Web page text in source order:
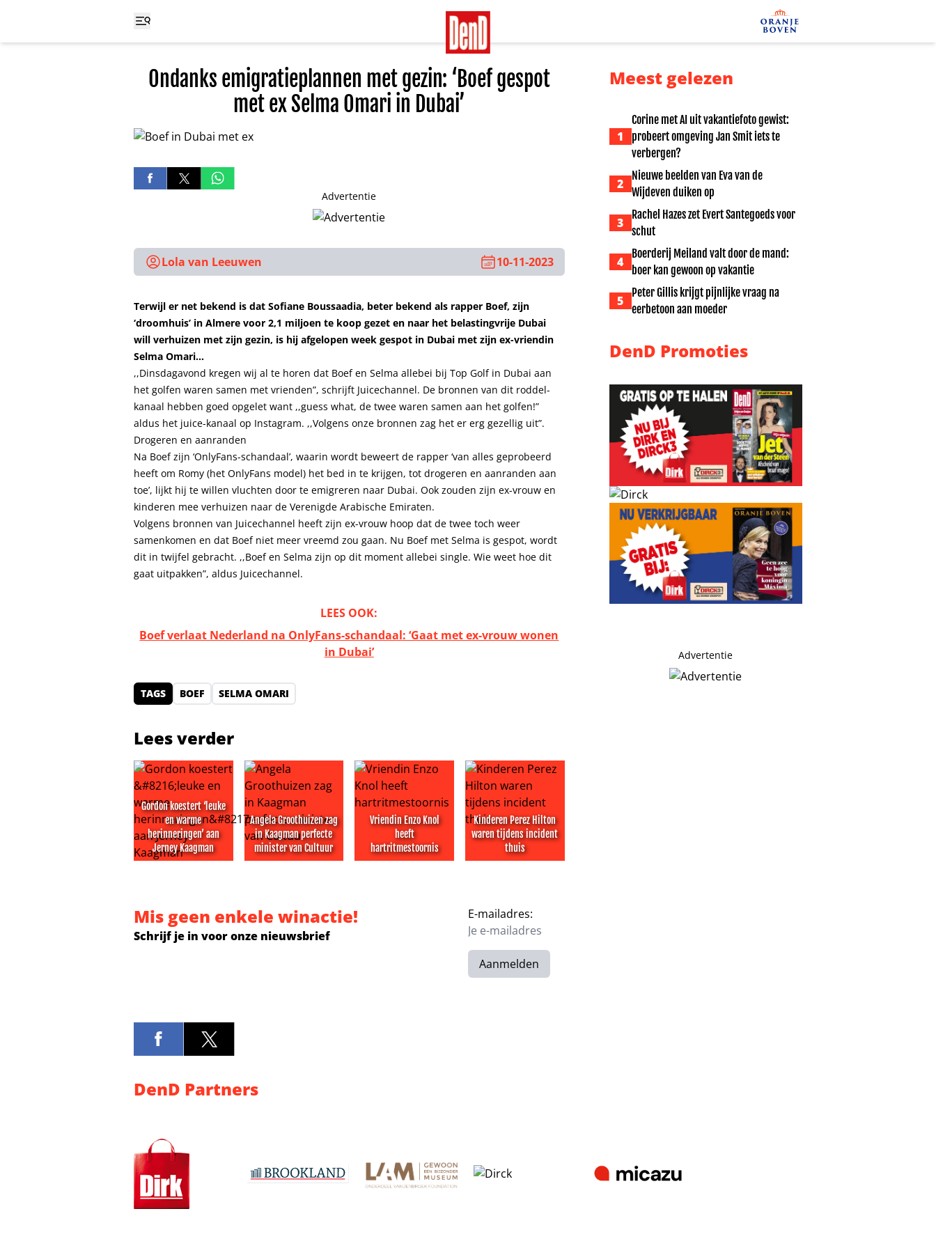
Ondanks emigratieplannen met gezin: ‘Boef gespot
met ex Selma Omari in Dubai’
Advertentie
Lola van Leeuwen 10-11-2023
Terwijl er net bekend is dat Sofiane Boussaadia, beter bekend als rapper Boef, zijn
‘droomhuis’ in Almere voor 2,1 miljoen te koop gezet en naar het belastingvrije Dubai
will verhuizen met zijn gezin, is hij afgelopen week gespot in Dubai met zijn ex-vriendin
Selma Omari…
,,Dinsdagavond kregen wij al te horen dat Boef en Selma allebei bij Top Golf in Dubai aan
het golfen waren samen met vrienden”, schrijft Juicechannel. De bronnen van dit roddel-
kanaal hebben goed opgelet want ,,guess what, de twee waren samen aan het golfen!”
aldus het juice-kanaal op Instagram. ,,Volgens onze bronnen zag het er erg gezellig uit”.
Drogeren en aanranden
Na Boef zijn ‘OnlyFans-schandaal’, waarin wordt beweert de rapper ‘van alles geprobeerd
heeft om Romy (het OnlyFans model) het bed in te krijgen, tot drogeren en aanranden aan
toe’, lijkt hij te willen vluchten door te emigreren naar Dubai. Ook zouden zijn ex-vrouw en
kinderen mee verhuizen naar de Verenigde Arabische Emiraten.
Volgens bronnen van Juicechannel heeft zijn ex-vrouw hoop dat de twee toch weer
samenkomen en dat Boef niet meer vreemd zou gaan. Nu Boef met Selma is gespot, wordt
dit in twijfel gebracht. ,,Boef en Selma zijn op dit moment allebei single. Wie weet hoe dit
gaat uitpakken”, aldus Juicechannel.
LEES OOK:
Boef verlaat Nederland na OnlyFans-schandaal: ‘Gaat met ex-vrouw wonen
in Dubai’
TAGS BOEF SELMA OMARI
Lees verder
Gordon koestert ‘leuke
en warme
herinneringen’ aan
Jerney Kaagman
Angela Groothuizen zag
in Kaagman perfecte
minister van Cultuur
Vriendin Enzo Knol
heeft
hartritmestoornis
Kinderen Perez Hilton
waren tijdens incident
thuis
Meest gelezen
1
Corine met AI uit vakantiefoto gewist:
probeert omgeving Jan Smit iets te
verbergen?
2
Nieuwe beelden van Eva van de
Wijdeven duiken op
3
Rachel Hazes zet Evert Santegoeds voor
schut
4
Boerderij Meiland valt door de mand:
boer kan gewoon op vakantie
5
Peter Gillis krijgt pijnlijke vraag na
eerbetoon aan moeder
DenD Promoties
Advertentie
Mis geen enkele winactie!
Schrijf je in voor onze nieuwsbrief
E-mailadres:
Aanmelden
DenD Partners